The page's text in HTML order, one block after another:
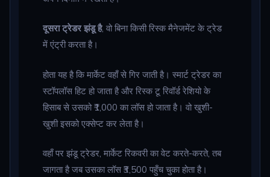
दूसरा ट्रेडर झंडू है, वो बिना किसी रिस्क मैनेजमेंट के ट्रेड
में एंट्री करता है।
होता यह है कि मार्केट वहाँ से गिर जाती है। स्मार्ट ट्रेडर का
स्टॉपलॉस हिट हो जाता है और रिस्क टू रिवॉर्ड रेशियो के
हिसाब से उसको ₹1,000 का लॉस हो जाता है। वो खुशी-
खुशी इसको एक्सेप्ट कर लेता है।
वहाँ पर झंडू ट्रेडर, मार्केट रिकवरी का वेट करते-करते, तब
जागता है जब उसका लॉस ₹3,500 पहुँच चुका होता है।